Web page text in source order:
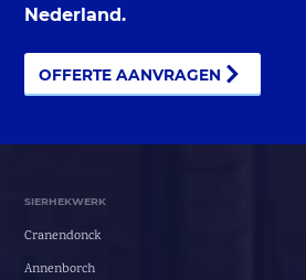
Nederland.
OFFERTE AANVRAGEN
SIERHEKWERK
Cranendonck
Annenborch